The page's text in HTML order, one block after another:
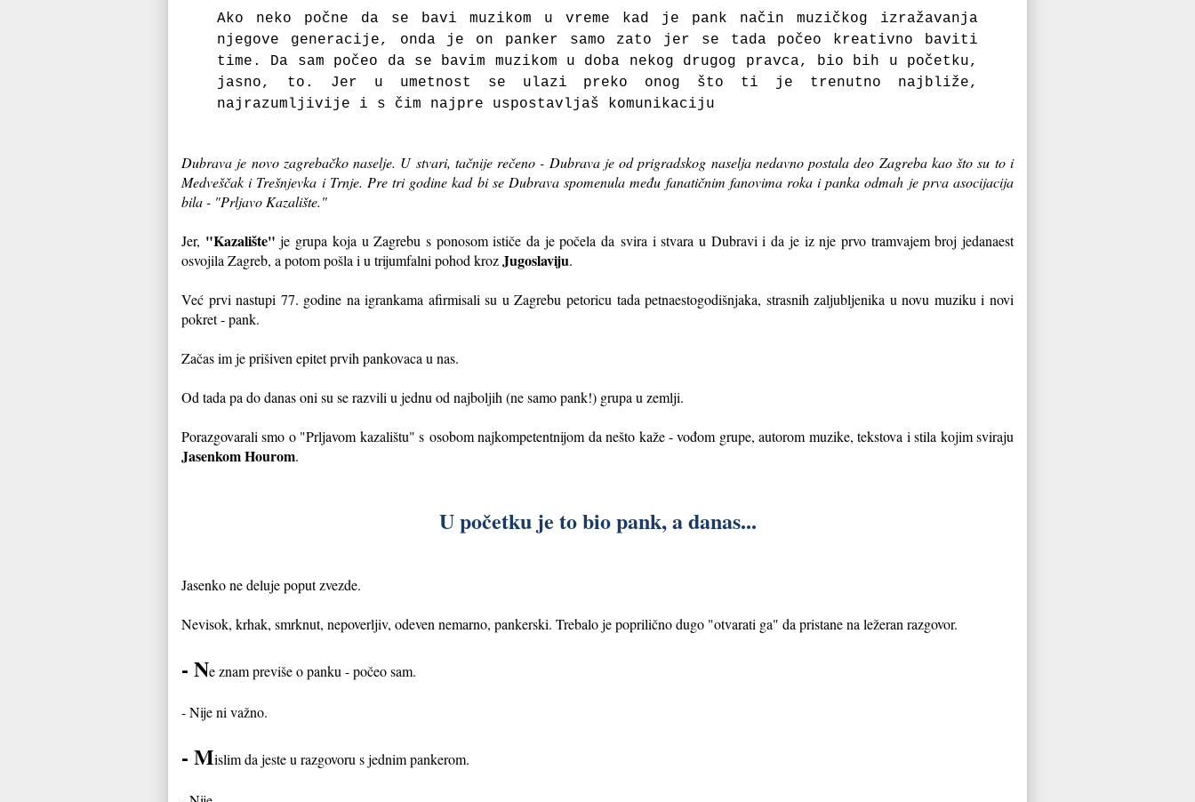
Ako neko počne da se bavi muzikom u vreme kad je pank način muzičkog izražavanja
njegove generacije, onda je on panker samo zato jer se tada počeo kreativno baviti
time. Da sam počeo da se bavim muzikom u doba nekog drugog pravca, bio bih u početku,
jasno, to. Jer u umetnost se ulazi preko onog što ti je trenutno najbliže,
najrazumljivije i s čim najpre uspostavljaš komunikaciju
Dubrava je novo zagrebačko naselje. U stvari, tačnije rečeno - Dubrava je od prigradskog naselja nedavno postala deo Zagreba kao što su to i
Medveščak i Trešnjevka i Trnje. Pre tri godine kad bi se Dubrava spomenula među fanatičnim fanovima roka i panka odmah je prva asocijacija
bila - "Prljavo Kazalište."
Jer, "Kazalište" je grupa koja u Zagrebu s ponosom ističe da je počela da svira i stvara u Dubravi i da je iz nje prvo tramvajem broj jedanaest
osvojila Zagreb, a potom pošla i u trijumfalni pohod krozJugoslaviju.
Već prvi nastupi 77. godine na igrankama afirmisali su u Zagrebu petoricu tada petnaestogodišnjaka, strasnih zaljubljenika u novu muziku i novi
pokret - pank.
Začas im je prišiven epitet prvih pankovaca u nas.
Od tada pa do danas oni su se razvili u jednu od najboljih (ne samo pank!) grupa u zemlji.
Porazgovarali smo o "Prljavom kazalištu" s osobom najkompetentnijom da nešto kaže - vođom grupe, autorom muzike, tekstova i stila kojim sviraju
Jasenkom Hourom.
U početku je to bio pank, a danas...
Jasenko ne deluje poput zvezde.
Nevisok, krhak, smrknut, nepoverljiv, odeven nemarno, pankerski. Trebalo je poprilično dugo "otvarati ga" da pristane na ležeran razgovor.
- Ne znam previše o panku - počeo sam.
- Nije ni važno.
- Mislim da jeste u razgovoru s jednim pankerom.